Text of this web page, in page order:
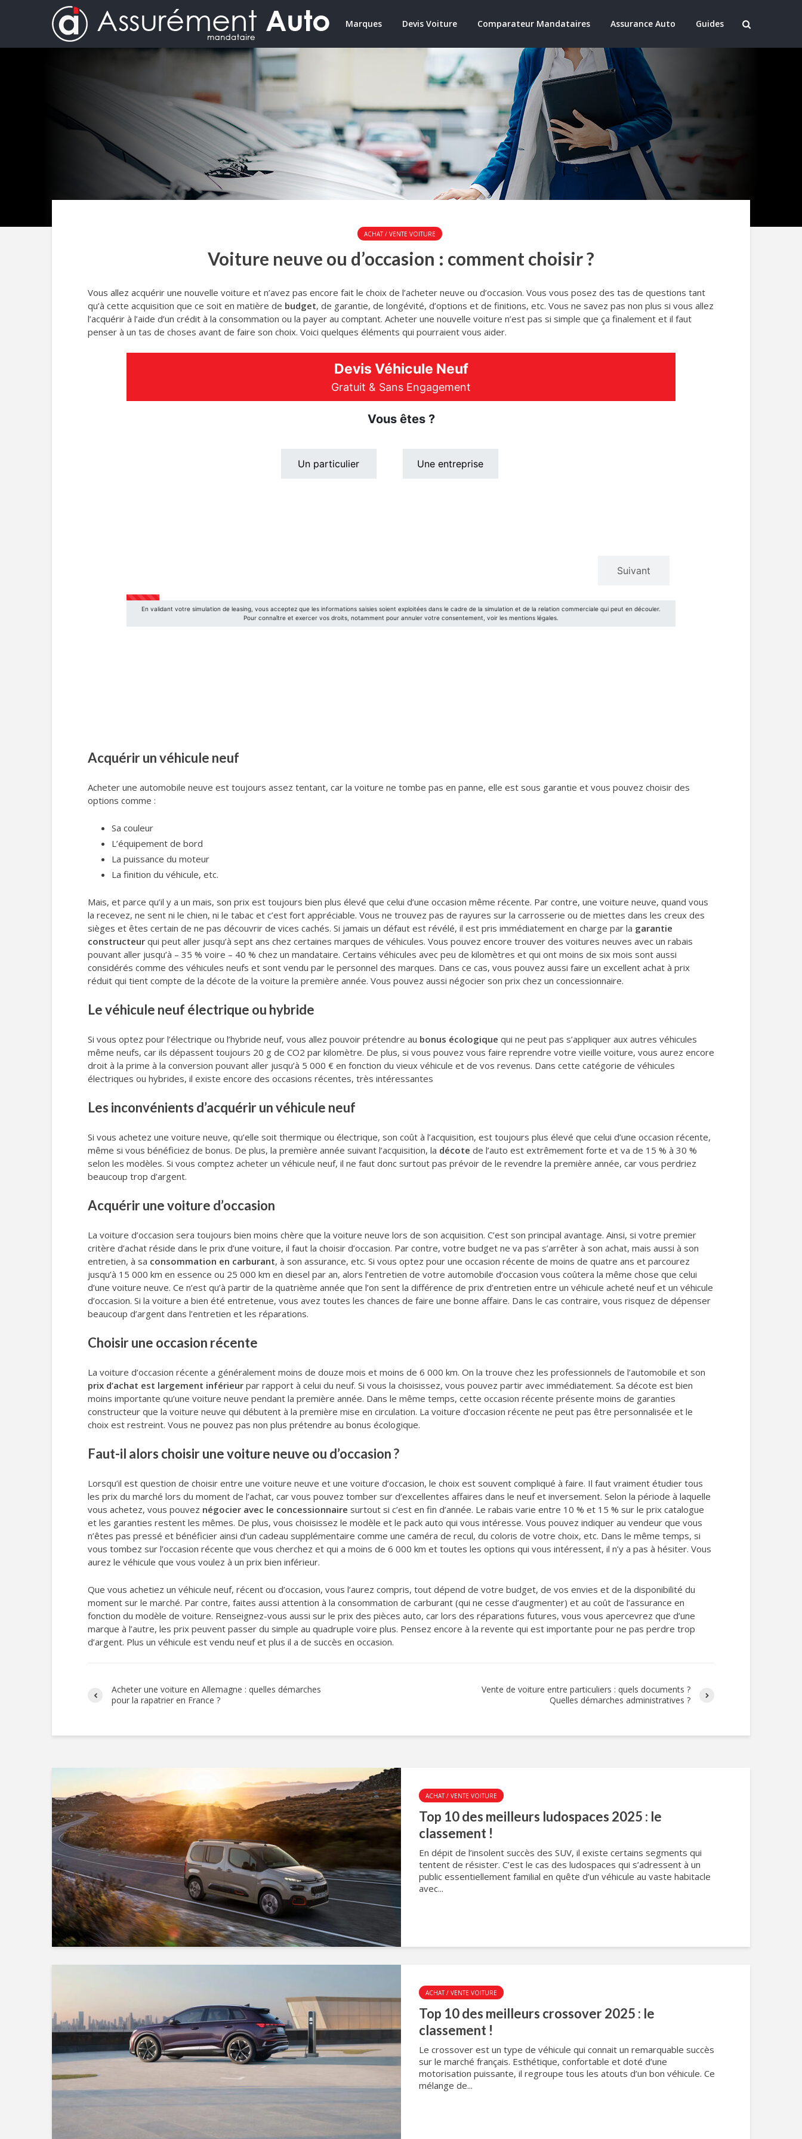
Marques Devis Voiture Comparateur Mandataires Assurance Auto Guides
ACHAT / VENTE VOITURE
Voiture neuve ou d’occasion : comment choisir ?
Vous allez acquérir une nouvelle voiture et n’avez pas encore fait le choix de l’acheter neuve ou d’occasion. Vous vous posez des tas de questions tant
qu’à cette acquisition que ce soit en matière de budget, de garantie, de longévité, d’options et de finitions, etc. Vous ne savez pas non plus si vous allez
l’acquérir à l’aide d’un crédit à la consommation ou la payer au comptant. Acheter une nouvelle voiture n’est pas si simple que ça finalement et il faut
penser à un tas de choses avant de faire son choix. Voici quelques éléments qui pourraient vous aider.
Acquérir un véhicule neuf
Acheter une automobile neuve est toujours assez tentant, car la voiture ne tombe pas en panne, elle est sous garantie et vous pouvez choisir des
options comme :
Sa couleur
L’équipement de bord
La puissance du moteur
La finition du véhicule, etc.
Mais, et parce qu’il y a un mais, son prix est toujours bien plus élevé que celui d’une occasion même récente. Par contre, une voiture neuve, quand vous
la recevez, ne sent ni le chien, ni le tabac et c’est fort appréciable. Vous ne trouvez pas de rayures sur la carrosserie ou de miettes dans les creux des
sièges et êtes certain de ne pas découvrir de vices cachés. Si jamais un défaut est révélé, il est pris immédiatement en charge par la garantie
constructeur qui peut aller jusqu’à sept ans chez certaines marques de véhicules. Vous pouvez encore trouver des voitures neuves avec un rabais
pouvant aller jusqu’à – 35 % voire – 40 % chez un mandataire. Certains véhicules avec peu de kilomètres et qui ont moins de six mois sont aussi
considérés comme des véhicules neufs et sont vendu par le personnel des marques. Dans ce cas, vous pouvez aussi faire un excellent achat à prix
réduit qui tient compte de la décote de la voiture la première année. Vous pouvez aussi négocier son prix chez un concessionnaire.
Le véhicule neuf électrique ou hybride
Si vous optez pour l’électrique ou l’hybride neuf, vous allez pouvoir prétendre au bonus écologique qui ne peut pas s’appliquer aux autres véhicules
même neufs, car ils dépassent toujours 20 g de CO2 par kilomètre. De plus, si vous pouvez vous faire reprendre votre vieille voiture, vous aurez encore
droit à la prime à la conversion pouvant aller jusqu’à 5 000 € en fonction du vieux véhicule et de vos revenus. Dans cette catégorie de véhicules
électriques ou hybrides, il existe encore des occasions récentes, très intéressantes
Les inconvénients d’acquérir un véhicule neuf
Si vous achetez une voiture neuve, qu’elle soit thermique ou électrique, son coût à l’acquisition, est toujours plus élevé que celui d’une occasion récente,
même si vous bénéficiez de bonus. De plus, la première année suivant l’acquisition, la décote de l’auto est extrêmement forte et va de 15 % à 30 %
selon les modèles. Si vous comptez acheter un véhicule neuf, il ne faut donc surtout pas prévoir de le revendre la première année, car vous perdriez
beaucoup trop d’argent.
Acquérir une voiture d’occasion
La voiture d’occasion sera toujours bien moins chère que la voiture neuve lors de son acquisition. C’est son principal avantage. Ainsi, si votre premier
critère d’achat réside dans le prix d’une voiture, il faut la choisir d’occasion. Par contre, votre budget ne va pas s’arrêter à son achat, mais aussi à son
entretien, à sa consommation en carburant, à son assurance, etc. Si vous optez pour une occasion récente de moins de quatre ans et parcourez
jusqu’à 15 000 km en essence ou 25 000 km en diesel par an, alors l’entretien de votre automobile d’occasion vous coûtera la même chose que celui
d’une voiture neuve. Ce n’est qu’à partir de la quatrième année que l’on sent la différence de prix d’entretien entre un véhicule acheté neuf et un véhicule
d’occasion. Si la voiture a bien été entretenue, vous avez toutes les chances de faire une bonne affaire. Dans le cas contraire, vous risquez de dépenser
beaucoup d’argent dans l’entretien et les réparations.
Choisir une occasion récente
La voiture d’occasion récente a généralement moins de douze mois et moins de 6 000 km. On la trouve chez les professionnels de l’automobile et son
prix d’achat est largement inférieur par rapport à celui du neuf. Si vous la choisissez, vous pouvez partir avec immédiatement. Sa décote est bien
moins importante qu’une voiture neuve pendant la première année. Dans le même temps, cette occasion récente présente moins de garanties
constructeur que la voiture neuve qui débutent à la première mise en circulation. La voiture d’occasion récente ne peut pas être personnalisée et le
choix est restreint. Vous ne pouvez pas non plus prétendre au bonus écologique.
Faut-il alors choisir une voiture neuve ou d’occasion ?
Lorsqu’il est question de choisir entre une voiture neuve et une voiture d’occasion, le choix est souvent compliqué à faire. Il faut vraiment étudier tous
les prix du marché lors du moment de l’achat, car vous pouvez tomber sur d’excellentes affaires dans le neuf et inversement. Selon la période à laquelle
vous achetez, vous pouvez négocier avec le concessionnaire surtout si c’est en fin d’année. Le rabais varie entre 10 % et 15 % sur le prix catalogue
et les garanties restent les mêmes. De plus, vous choisissez le modèle et le pack auto qui vous intéresse. Vous pouvez indiquer au vendeur que vous
n’êtes pas pressé et bénéficier ainsi d’un cadeau supplémentaire comme une caméra de recul, du coloris de votre choix, etc. Dans le même temps, si
vous tombez sur l’occasion récente que vous cherchez et qui a moins de 6 000 km et toutes les options qui vous intéressent, il n’y a pas à hésiter. Vous
aurez le véhicule que vous voulez à un prix bien inférieur.
Que vous achetiez un véhicule neuf, récent ou d’occasion, vous l’aurez compris, tout dépend de votre budget, de vos envies et de la disponibilité du
moment sur le marché. Par contre, faites aussi attention à la consommation de carburant (qui ne cesse d’augmenter) et au coût de l’assurance en
fonction du modèle de voiture. Renseignez-vous aussi sur le prix des pièces auto, car lors des réparations futures, vous vous apercevrez que d’une
marque à l’autre, les prix peuvent passer du simple au quadruple voire plus. Pensez encore à la revente qui est importante pour ne pas perdre trop
d’argent. Plus un véhicule est vendu neuf et plus il a de succès en occasion.
Acheter une voiture en Allemagne : quelles démarches
pour la rapatrier en France ?
Vente de voiture entre particuliers : quels documents ?
Quelles démarches administratives ?
ACHAT / VENTE VOITURE
Top 10 des meilleurs ludospaces 2025 : le
classement !
En dépit de l’insolent succès des SUV, il existe certains segments qui
tentent de résister. C’est le cas des ludospaces qui s’adressent à un
public essentiellement familial en quête d’un véhicule au vaste habitacle
avec...
ACHAT / VENTE VOITURE
Top 10 des meilleurs crossover 2025 : le
classement !
Le crossover est un type de véhicule qui connait un remarquable succès
sur le marché français. Esthétique, confortable et doté d’une
motorisation puissante, il regroupe tous les atouts d’un bon véhicule. Ce
mélange de...